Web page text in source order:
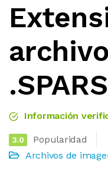
archivo
Información
3.0
Popularidad
Archivos de